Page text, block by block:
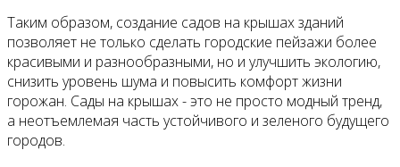
Таким образом, создание садов на крышах зданий
позволяет не только сделать городские пейзажи более
красивыми и разнообразными, но и улучшить экологию,
снизить уровень шума и повысить комфорт жизни
горожан. Сады на крышах - это не просто модный тренд,
а неотъемлемая часть устойчивого и зеленого будущего
городов.